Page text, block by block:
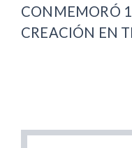
CONMEMORÓ
CREACIÓN EN